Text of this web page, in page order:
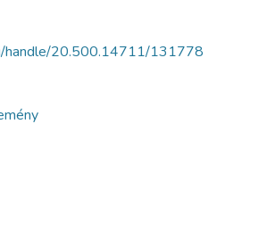
handle/20.500.14711/131778